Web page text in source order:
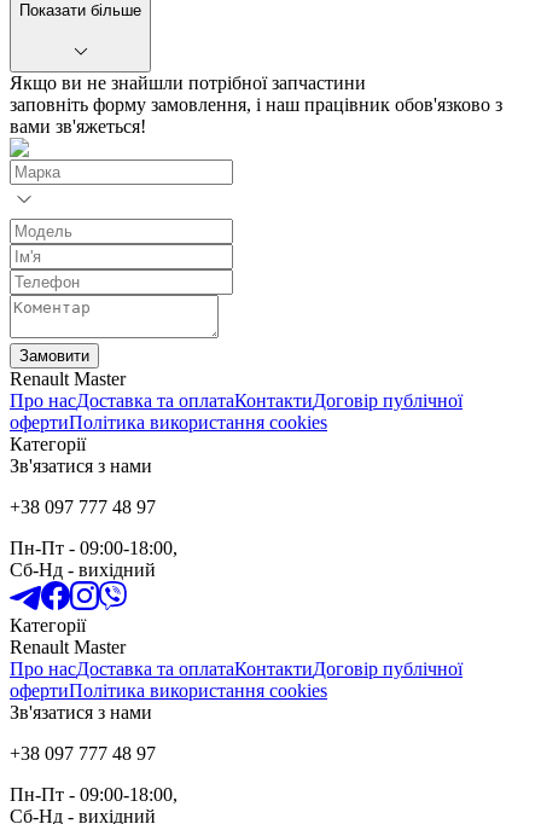
Показати більше
Якщо ви не знайшли потрібної запчастини
заповніть форму замовлення, і наш працівник обов'язково з
вами зв'яжеться!
Замовити
Renault Master
Про насДоставка та оплатаКонтактиДоговір публічної
офертиПолітика використання cookies
Категорії
Зв'язатися з нами
+38 097 777 48 97
Пн-Пт - 09:00-18:00,
Сб-Нд - вихідний
Категорії
Renault Master
Про насДоставка та оплатаКонтактиДоговір публічної
офертиПолітика використання cookies
Зв'язатися з нами
+38 097 777 48 97
Пн-Пт - 09:00-18:00,
Сб-Нд - вихідний